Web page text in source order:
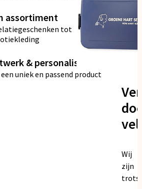
assortiment
tot
& personalisatie
uniek en passend product
Wij
zijn
trots